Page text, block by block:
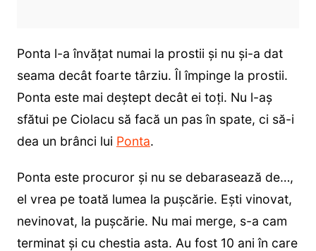
Ponta l-a învățat numai la prostii și nu și-a dat
seama decât foarte târziu. Îl împinge la prostii.
Ponta este mai deștept decât ei toți. Nu l-aș
sfătui pe Ciolacu să facă un pas în spate, ci să-i
dea un brânci lui Ponta.
Ponta este procuror și nu se debarasează de…,
el vrea pe toată lumea la pușcărie. Ești vinovat,
nevinovat, la pușcărie. Nu mai merge, s-a cam
terminat și cu chestia asta. Au fost 10 ani în care